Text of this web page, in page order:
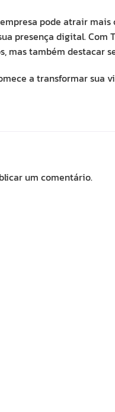
pode atrair
presença digital. Com
mas também destacar
a transformar sua
um comentário.